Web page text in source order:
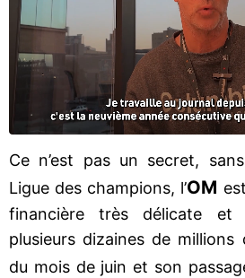
Ce n’est pas un secret,
Ligue des champions, l’OM
financière très délicate
plusieurs dizaines de millions
du mois de juin et son